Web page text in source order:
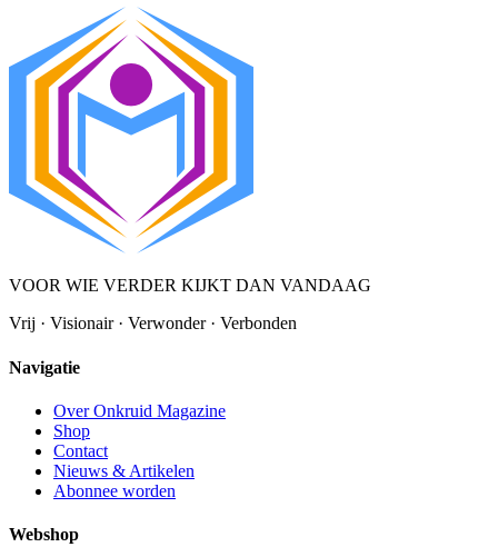
VOOR WIE VERDER KIJKT DAN VANDAAG
Vrij · Visionair · Verwonder · Verbonden
Navigatie
Over Onkruid Magazine
Shop
Contact
Nieuws & Artikelen
Abonnee worden
Webshop